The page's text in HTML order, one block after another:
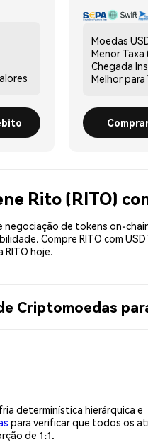
Moedas
Menor Taxa
Chegada
Melhor para
Rito (RITO)
negociação de tokens on-
Compre RITO com
RITO hoje.
Criptomoedas
determinística hierárquica e
para verificar que todos os
de 1:1.